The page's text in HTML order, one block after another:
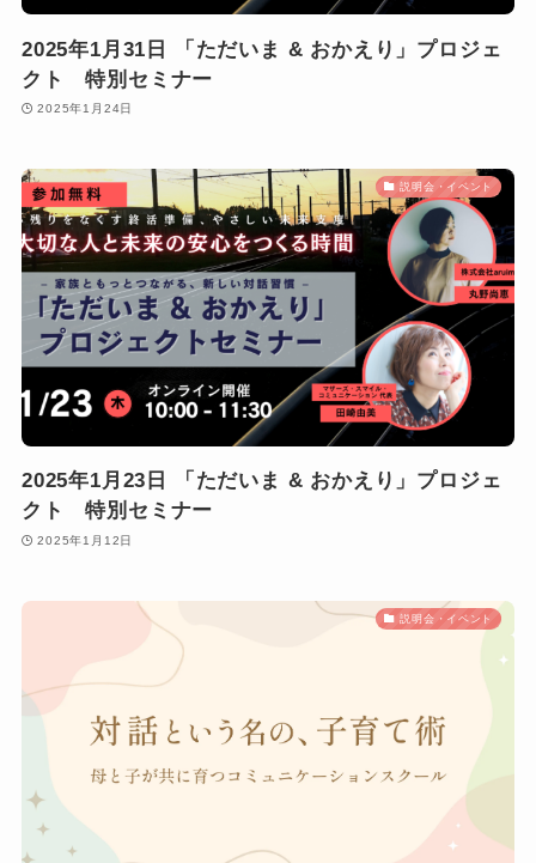
2025年1月31日 「ただいま & おかえり」プロジェ
クト 特別セミナー
2025年1月24日
説明会・イベント
2025年1月23日 「ただいま & おかえり」プロジェ
クト 特別セミナー
2025年1月12日
説明会・イベント